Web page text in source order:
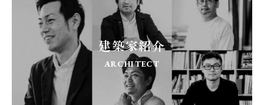
建築家紹介
ARCHITECT